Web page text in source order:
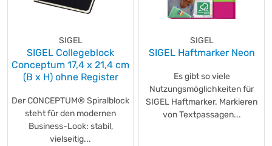
SIGEL
SIGEL Collegeblock
Conceptum 17,4 x 21,4 cm
(B x H) ohne Register
Der CONCEPTUM® Spiralblock
steht für den modernen
Business-Look: stabil,
vielseitig...
SIGEL
SIGEL Haftmarker Neon
Es gibt so viele
Nutzungsmöglichkeiten für
SIGEL Haftmarker. Markieren
von Textpassagen...